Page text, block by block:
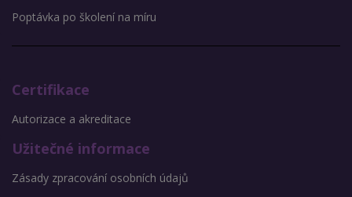
Poptávka po školení na míru
Certifikace
Autorizace a akreditace
Užitečné informace
Zásady zpracování osobních údajů